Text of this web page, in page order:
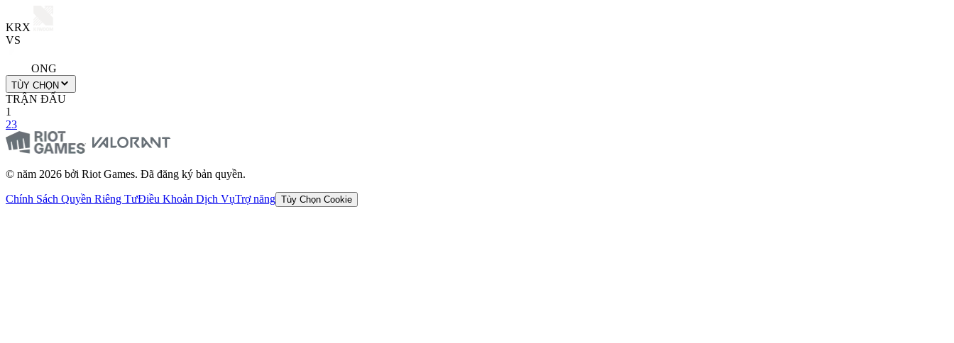
KRX
VS
ONG
TÙY CHỌN
TRẬN ĐẤU
1
23
© năm 2026 bởi Riot Games. Đã đăng ký bản quyền.
Chính Sách Quyền Riêng TưĐiều Khoản Dịch VụTrợ năng Tùy Chọn Cookie